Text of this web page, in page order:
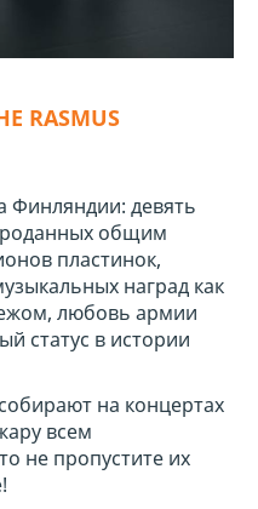
RASMUS
Финляндии: девять
общим
пластинок,
наград как
любовь армии
статус в истории
на концертах
всем
не пропустите их